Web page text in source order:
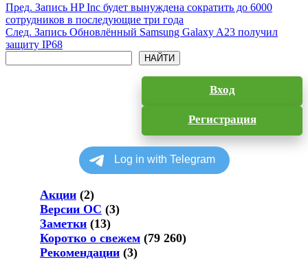
Пред. Запись HP Inc будет вынуждена сократить до 6000
сотрудников в последующие три года
След. Запись Обновлённый Samsung Galaxy A23 получил
защиту IP68
НАЙТИ
Вход
Регистрация
Акции (2)
Версии ОС (3)
Заметки (13)
Коротко о свежем (79 260)
Рекомендации (3)